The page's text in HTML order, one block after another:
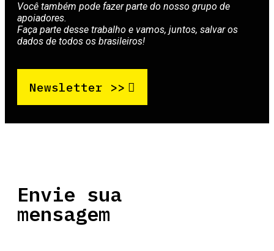
Você também pode fazer parte do nosso grupo de
apoiadores.
Faça parte desse trabalho e vamos, juntos, salvar os
dados de todos os brasileiros!
Newsletter >>
Envie sua
mensagem